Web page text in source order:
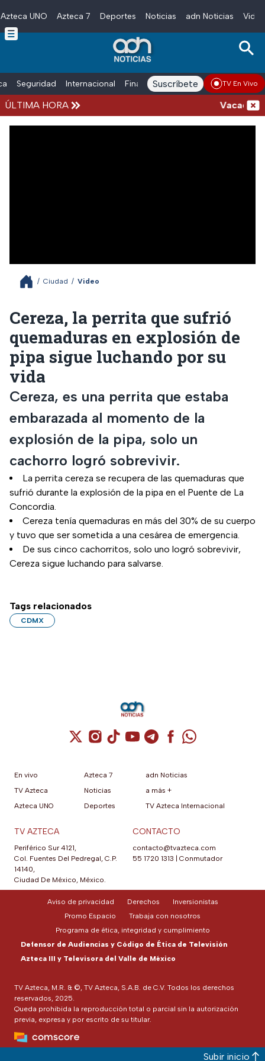
Skip to main content
Azteca UNO Azteca 7 Deportes Noticias adn Noticias
Seguridad Internacional Finanzas adn Noticias Radio
Suscríbete TV En Vivo
ÚLTIMA HORA
/ Ciudad / Video
Cereza, la perrita que sufrió
quemaduras en explosión de
pipa sigue luchando por su
vida
Cereza, es una perrita que estaba
embarazada al momento de la
explosión de la pipa, solo un
cachorro logró sobrevivir.
La perrita cereza se recupera de las quemaduras que
sufrió durante la explosión de la pipa en el Puente de La
Concordia.
Cereza tenía quemaduras en más del 30% de su cuerpo
y tuvo que ser sometida a una cesárea de emergencia.
De sus cinco cachorritos, solo uno logró sobrevivir,
Cereza sigue luchando para salvarse.
Tags relacionados
CDMX
Cuenta de X / Twitter (se abre en una
Cuenta de Instagram (se abre en una
Cuenta de TikTok (se abre en
Cuenta de YouTube (se abre
Cuenta de Telegram (se
Cuenta de
Cuenta de
En vivo
TV Azteca
Azteca UNO
Azteca 7
Noticias
Deportes
adn Noticias
a más +
TV Azteca Internacional
TV AZTECA
Periférico Sur 4121,
Col. Fuentes Del Pedregal, C.P.
14140,
Ciudad De México, México.
CONTACTO
contacto@tvazteca.com
55 1720 1313 | Conmutador
TV Azteca, M.R. & ©, TV Azteca, S.A.B. de C.V. Todos los derechos
reservados, 2025.
Queda prohibida la reproducción total o parcial sin la autorización
previa, expresa y por escrito de su titular.
Aviso de privacidad Derechos
Inversionistas
Promo Espacio
Trabaja con nosotros
Programa de ética, integridad y cumplimiento
Defensor de Audiencias y Código de Ética de Televisión
Azteca III y Televisora del Valle de México
Subir inicio